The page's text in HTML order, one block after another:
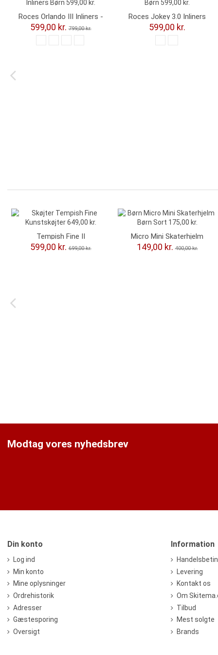
Roces Orlando III Inliners -
Justerbar
599,00 kr.799,00 kr.
Roces Jokey 3.0 Inliners
Børn
599,00 kr.
-100,00 kr.
Tempish Fine II
Kunstskøjter
599,00 kr.699,00 kr.
-251,00 kr.
Micro Mini Skaterhjelm
Børn Sort - 2. Sortering
149,00 kr.400,00 kr.
Modtag vores nyhedsbrev
Din konto
Log ind
Min konto
Mine oplysninger
Ordrehistorik
Adresser
Gæstesporing
Oversigt
Information
Levering
Kontakt os
Om
Tilbud
Mest solgte
Brands